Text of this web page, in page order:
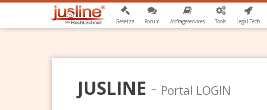
Gesetze Forum Abfrageservices Tools Legal.Tech
JUSLINE - Portal LOGIN